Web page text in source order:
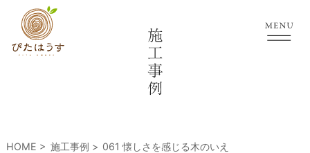
HOME 施工事例 061 懐しさを感じる木のいえ